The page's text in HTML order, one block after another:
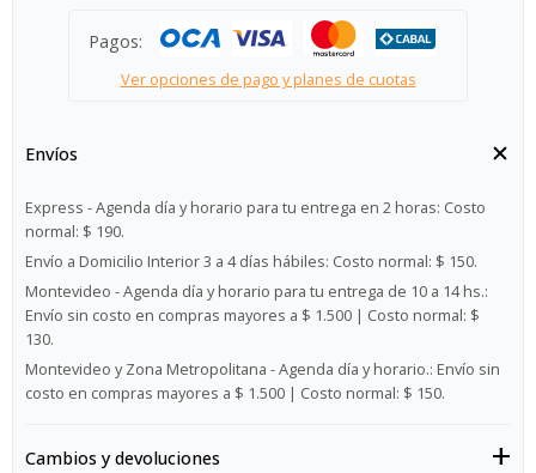
Pagos:
Ver opciones de pago y planes de cuotas
Envíos
Express - Agenda día y horario para tu entrega en 2 horas: Costo
normal: $ 190.
Envío a Domicilio Interior 3 a 4 días hábiles: Costo normal: $ 150.
Montevideo - Agenda día y horario para tu entrega de 10 a 14 hs.:
Envío sin costo en compras mayores a $ 1.500 | Costo normal: $
130.
Montevideo y Zona Metropolitana - Agenda día y horario.: Envío sin
costo en compras mayores a $ 1.500 | Costo normal: $ 150.
Cambios y devoluciones